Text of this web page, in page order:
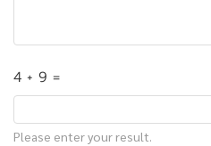
4 + 9 =
Please enter your result.